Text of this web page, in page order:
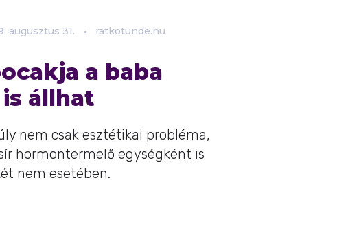
augusztus 31. ratkotunde.hu
a baba
állhat
nem csak esztétikai probléma,
hormontermelő egységként is
nem esetében.